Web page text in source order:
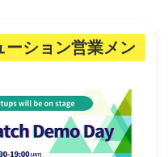
ーション営業メン